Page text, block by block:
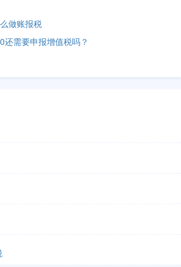
做账报税
还需要申报增值税吗？